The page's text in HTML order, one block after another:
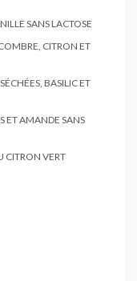
SANS LACTOSE
CITRON ET
BASILIC ET
ET AMANDE SANS
CITRON VERT